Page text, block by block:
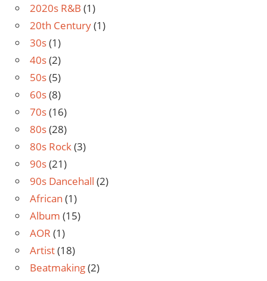
2020s R&B (1)
20th Century(1)
30s(1)
40s(2)
50s(5)
60s(8)
70s(16)
80s(28)
80s Rock(3)
90s(21)
90s Dancehall (2)
African (1)
Album (15)
AOR (1)
Artist(18)
Beatmaking(2)